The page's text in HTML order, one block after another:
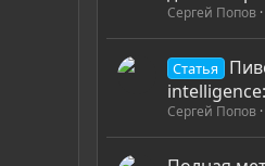
Сергей Попов
Статья
Сергей Попов